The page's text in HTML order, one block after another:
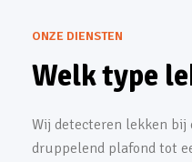
ONZE DIENSTEN
Welk type
Wij detecteren lekken
druppelend plafond tot